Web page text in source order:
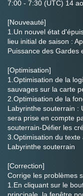
7:00 - 7:30 (UTC) 14
[Nouveauté]
1.Un nouvel état
lieu initial de saison :
Puissance des Gardes
[Optimisation]
1.Optimisation de la
sauvages sur la carte
2.Optimisation de la
Labyrinthe souterrain :
sera prise en compte
souterrain-Défier les
3.Optimisation du
Labyrinthe souterrain
[Correction]
Corrige les problèmes
1.En cliquant sur le